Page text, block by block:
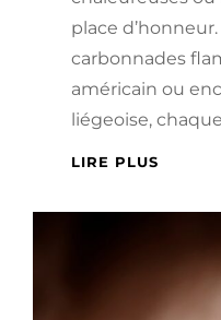
place
carbonnades
américain ou
liégeoise, chaque
LIRE PLUS